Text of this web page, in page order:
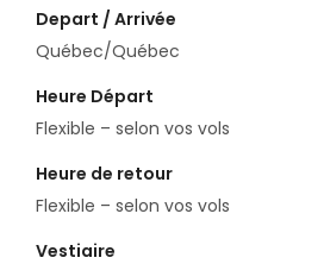
Depart / Arrivée
Québec/Québec
Heure Départ
Flexible – selon vos vols
Heure de retour
Flexible – selon vos vols
Vestiaire